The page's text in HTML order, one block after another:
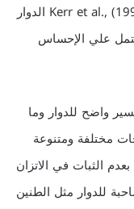
Vertere وتعنى الدوران، ويذكر كير وآخر Kerr et al., (1997) الدوار
علي الإحساس
واضح للدوار وما
مختلفة ومتنوعة
الثبات في الاتزان
للدوار مثل الطنين